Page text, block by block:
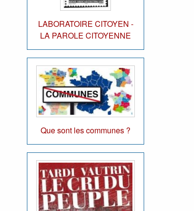
LABORATOIRE CITOYEN -
LA PAROLE CITOYENNE
Que sont les communes ?